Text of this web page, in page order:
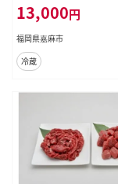
13,000円
福岡県嘉麻市
冷蔵